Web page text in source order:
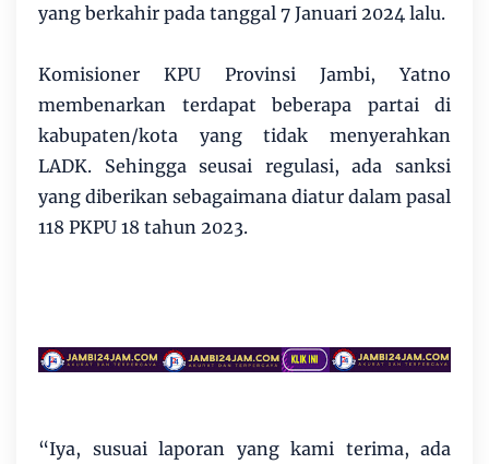
yang berkahir pada tanggal 7 Januari 2024 lalu.
Komisioner KPU Provinsi Jambi, Yatno
membenarkan terdapat beberapa partai di
kabupaten/kota yang tidak menyerahkan
LADK. Sehingga seusai regulasi, ada sanksi
yang diberikan sebagaimana diatur dalam pasal
118 PKPU 18 tahun 2023.
“Iya, susuai laporan yang kami terima, ada